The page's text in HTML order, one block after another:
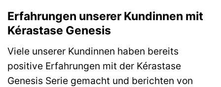
Erfahrungen unserer Kundinnen mit
Kérastase Genesis
Viele unserer Kundinnen haben bereits
positive Erfahrungen mit der Kérastase
Genesis Serie gemacht und berichten von